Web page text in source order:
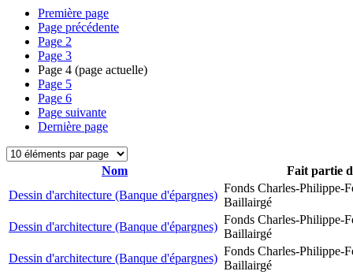
Première page
Page précédente
Page 2
Page 3
Page 4 (page actuelle)
Page 5
Page 6
Page suivante
Dernière page
Nom
Fait partie
Dessin d'architecture (Banque d'épargnes)
Fonds Charles-Philippe-
Baillairgé
Dessin d'architecture (Banque d'épargnes)
Fonds Charles-Philippe-
Baillairgé
Dessin d'architecture (Banque d'épargnes)
Fonds Charles-Philippe-
Baillairgé